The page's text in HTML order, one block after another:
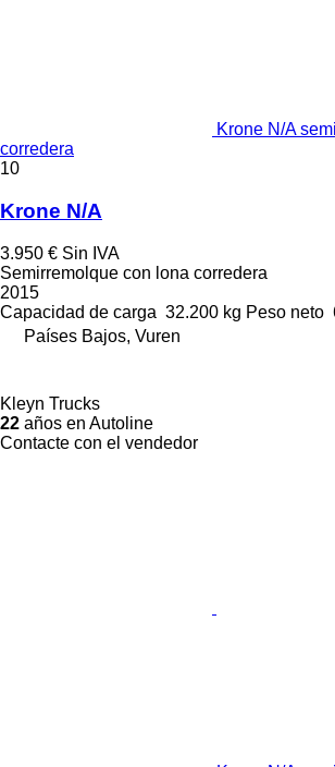
Krone N/A
corredera
10
Krone N/A
3.950 € Sin IVA
Semirremolque con lona corredera
2015
Capacidad de carga 32.200 kg Peso neto
Países Bajos, Vuren
Kleyn Trucks
22 años en Autoline
Contacte con el vendedor